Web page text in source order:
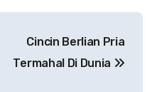
Cincin Berlian Pria
Termahal Di Dunia